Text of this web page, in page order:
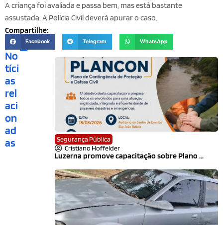
A criança foi avaliada e passa bem, mas está bastante
assustada. A Polícia Civil deverá apurar o caso.
Compartilhe:
Facebook Telegram WhatsApp
No
tíci
as
rel
aci
on
ad
as
Segurança Pública
Cristiano Hoffelder
Luzerna promove capacitação sobre Plano ...